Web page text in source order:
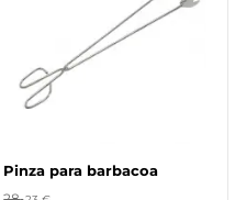
Pinza para barbacoa